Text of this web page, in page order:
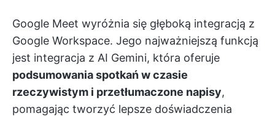
Google Meet wyróżnia się głęboką integracją z
Google Workspace. Jego najważniejszą funkcją
jest integracja z AI Gemini, która oferuje
podsumowania spotkań w czasie
rzeczywistym i przetłumaczone napisy,
pomagając tworzyć lepsze doświadczenia